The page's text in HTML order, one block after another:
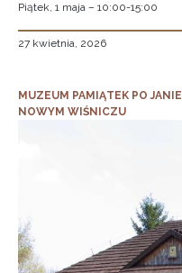
Piątek, 1 maja – 10:00-15:00
27 kwietnia, 2026
MUZEUM PAMIĄTEK PO
NOWYM WIŚNICZU